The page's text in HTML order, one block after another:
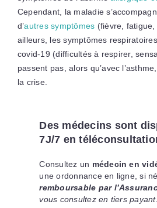
Cependant, la maladie
d’autres symptômes (fièvre,
ailleurs, les symptômes
covid-19 (difficultés à respirer,
passent pas, alors qu’avec
la crise.
Des médecins sont
7J/7 en
Consultez un médecin en
une ordonnance en ligne, si
remboursable par
vous consultez en tiers payant.